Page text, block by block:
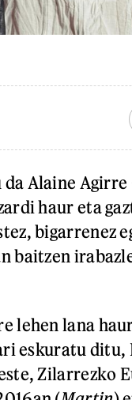
Alaine Agirre
haur eta
bigarrenez
baitzen
lehen lana
eskuratu ditu,
Zilarrezko